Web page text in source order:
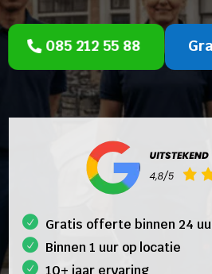
085 212 55 88
Gratis offerte binnen 24
Binnen 1 uur op locatie
10+ jaar ervaring